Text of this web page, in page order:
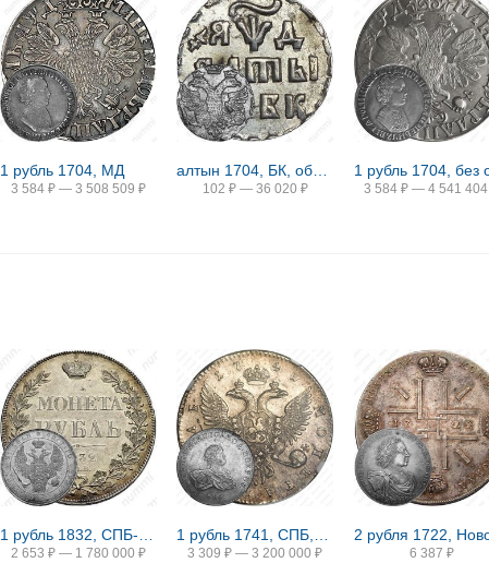
1 рубль 1704, МД
3 584 ₽ — 3 508 509 ₽ 102 ₽ — 36 020 ₽ 3 584 ₽ — 4 541 404
2 653 ₽ — 1 780 000 ₽ 3 309 ₽ — 3 200 000 ₽ 6 387 ₽